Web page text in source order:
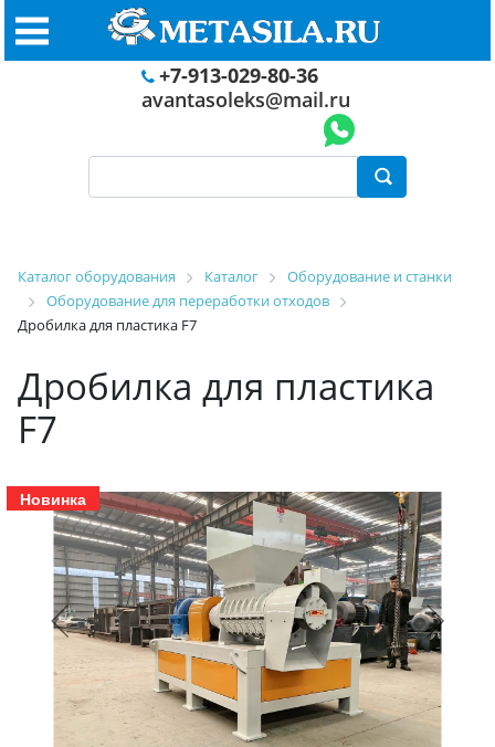
+7-913-029-80-36
avantasoleks@mail.ru
Каталог оборудования Каталог
Оборудование и станки
Оборудование для переработки отходов
Дробилка для пластика F7
Дробилка для пластика
F7
Новинка